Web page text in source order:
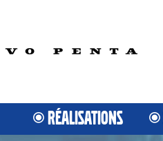
RÉALISATIONS